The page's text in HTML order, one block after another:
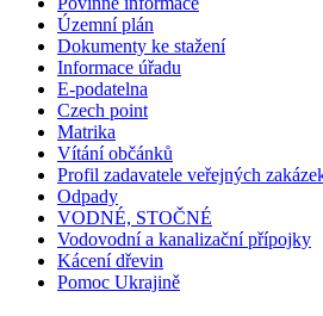
Územní plán
Dokumenty ke stažení
Informace úřadu
E-podatelna
Czech point
Matrika
Vítání občánků
Profil zadavatele veřejných
Odpady
VODNÉ, STOČNÉ
Vodovodní a kanalizační přípojky
Kácení dřevin
Pomoc Ukrajině